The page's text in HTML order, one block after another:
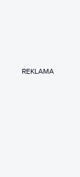
REKLAMA